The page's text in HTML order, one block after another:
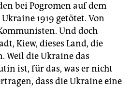
bei Pogromen auf dem
1919 getötet. Von
Und doch
Kiew, dieses Land, die
Weil die Ukraine das
ist, für das, was er nicht
dass die Ukraine eine